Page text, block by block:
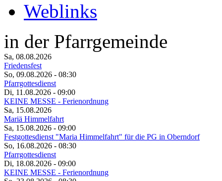
Weblinks
in der Pfarrgemeinde
Sa, 08.08.2026
Friedensfest
So, 09.08.2026 - 08:30
Pfarrgottesdienst
Di, 11.08.2026 - 09:00
KEINE MESSE - Ferienordnung
Sa, 15.08.2026
Mariä Himmelfahrt
Sa, 15.08.2026 - 09:00
Festgottesdienst "Maria Himmelfahrt" für die PG in Oberndorf
So, 16.08.2026 - 08:30
Pfarrgottesdienst
Di, 18.08.2026 - 09:00
KEINE MESSE - Ferienordnung